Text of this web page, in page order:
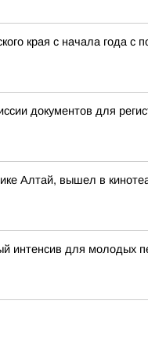
края с начала года с
документов для
Алтай, вышел в
для молодых